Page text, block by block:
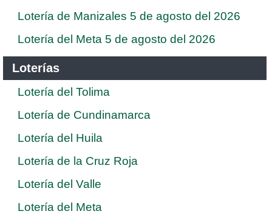
Lotería de Manizales 5 de agosto del 2026
Lotería del Meta 5 de agosto del 2026
Loterías
Lotería del Tolima
Lotería de Cundinamarca
Lotería del Huila
Lotería de la Cruz Roja
Lotería del Valle
Lotería del Meta